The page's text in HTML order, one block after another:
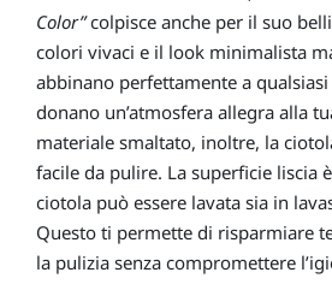
Color”colpisce anche per il suo
colori vivaci e il look minimalista
abbinano perfettamente a
donano un’atmosfera allegra alla
materiale smaltato, inoltre, la
facile da pulire. La superficie liscia
ciotola può essere lavata sia in
Questo ti permette di risparmiare
la pulizia senza compromettere